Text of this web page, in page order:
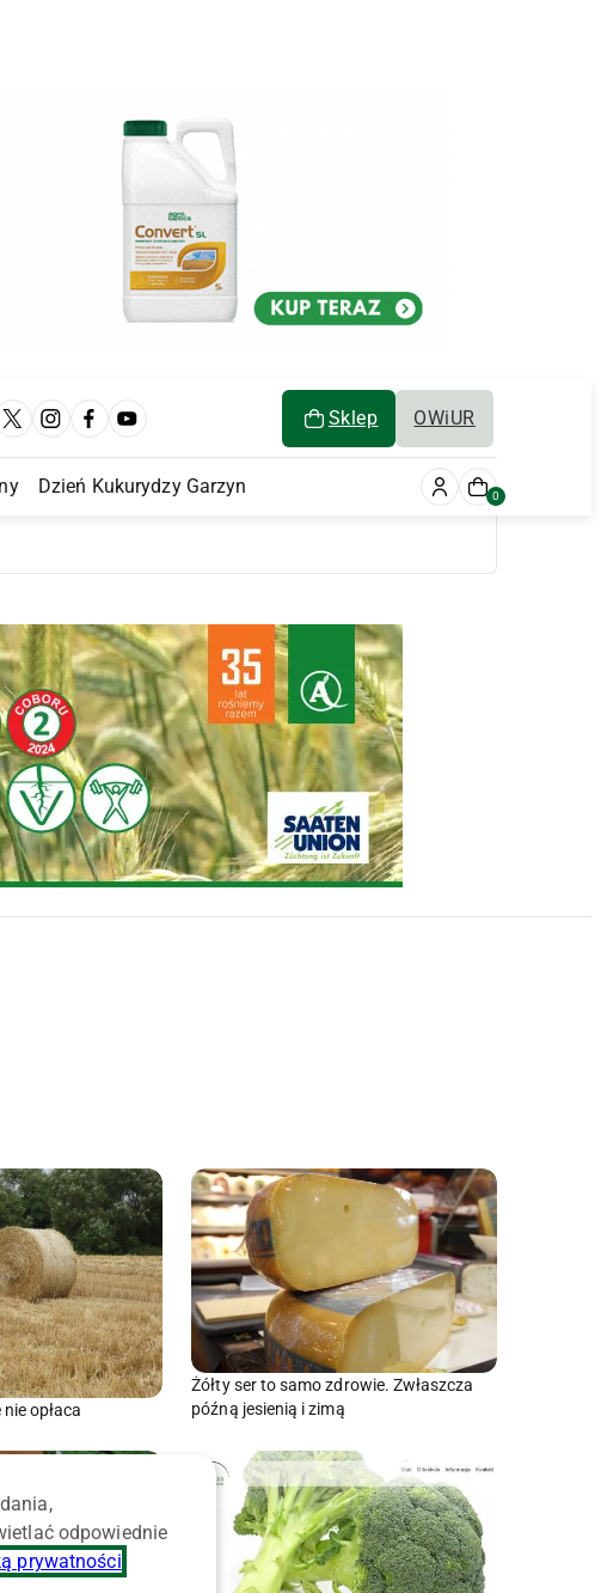
Sklep OWiUR
Dzień Kukurydzy Garzyn 0
opłaca
Żółty ser to samo zdrowie. Zwłaszcza
późną jesienią i zimą
odpowiednie
prywatności